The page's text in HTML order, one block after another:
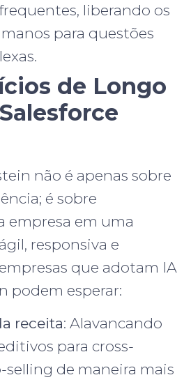
liberando os
para questões
de Longo
não é apenas sobre
é sobre
empresa em uma
responsiva e
que adotam IA
podem esperar:
receita: Alavancando
para cross-
selling de maneira mais